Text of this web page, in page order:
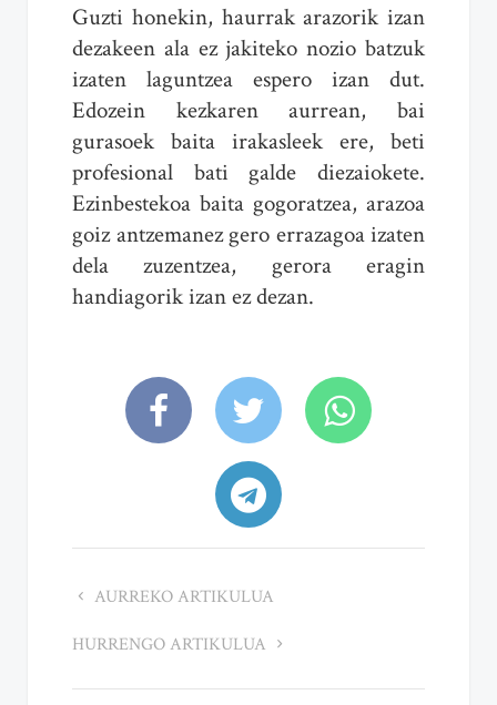
Guzti honekin, haurrak arazorik izan
dezakeen ala ez jakiteko nozio batzuk
izaten laguntzea espero izan dut.
Edozein kezkaren aurrean, bai
gurasoek baita irakasleek ere, beti
profesional bati galde diezaiokete.
Ezinbestekoa baita gogoratzea, arazoa
goiz antzemanez gero errazagoa izaten
dela zuzentzea, gerora eragin
handiagorik izan ez dezan.
AURREKO ARTIKULUA
HURRENGO ARTIKULUA